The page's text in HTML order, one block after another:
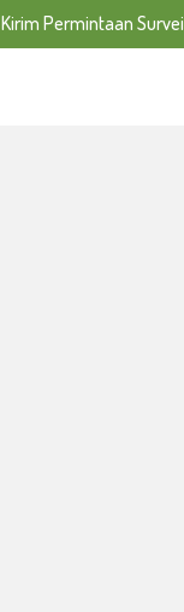
Kirim Permintaan Survei